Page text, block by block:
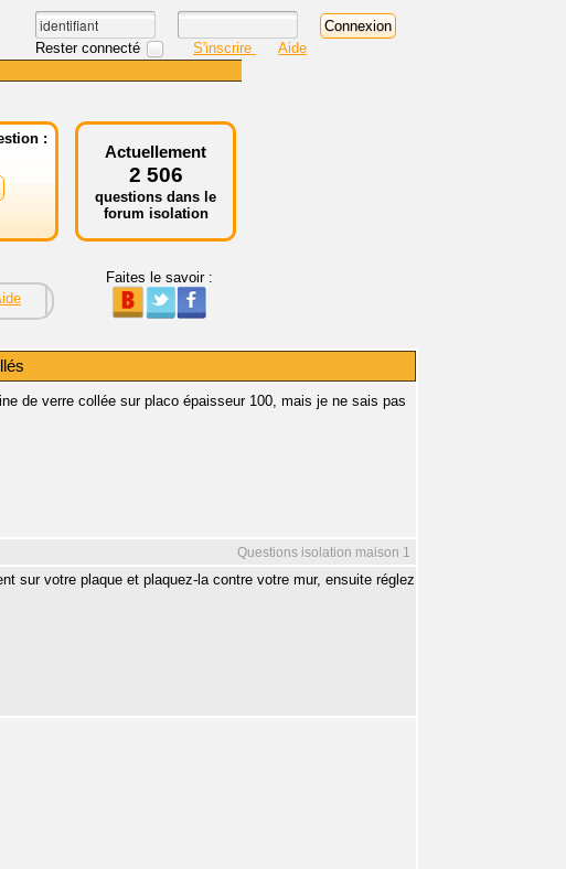
Rester connecté S'inscrire Aide
:
Actuellement
2 506
questions dans le
forum isolation
Faites le savoir :
de verre collée sur placo épaisseur 100, mais je ne sais pas
Questions isolation maison 1
sur votre plaque et plaquez-la contre votre mur, ensuite réglez